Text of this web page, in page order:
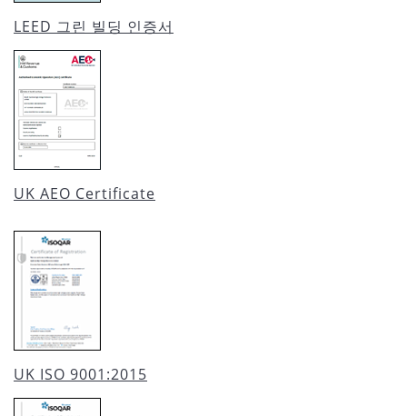
LEED 그린 빌딩 인증서
UK AEO Certificate
UK ISO 9001:2015